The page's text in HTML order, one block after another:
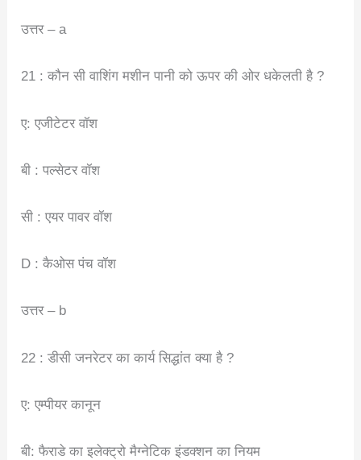
उत्तर – a
21 : कौन सी वाशिंग मशीन पानी को ऊपर की ओर धकेलती है ?
ए: एजीटेटर वॉश
बी : पल्सेटर वॉश
सी : एयर पावर वॉश
D : कैओस पंच वॉश
उत्तर – b
22 : डीसी जनरेटर का कार्य सिद्धांत क्या है ?
ए: एम्पीयर कानून
बी: फैराडे का इलेक्ट्रो मैग्नेटिक इंडक्शन का नियम